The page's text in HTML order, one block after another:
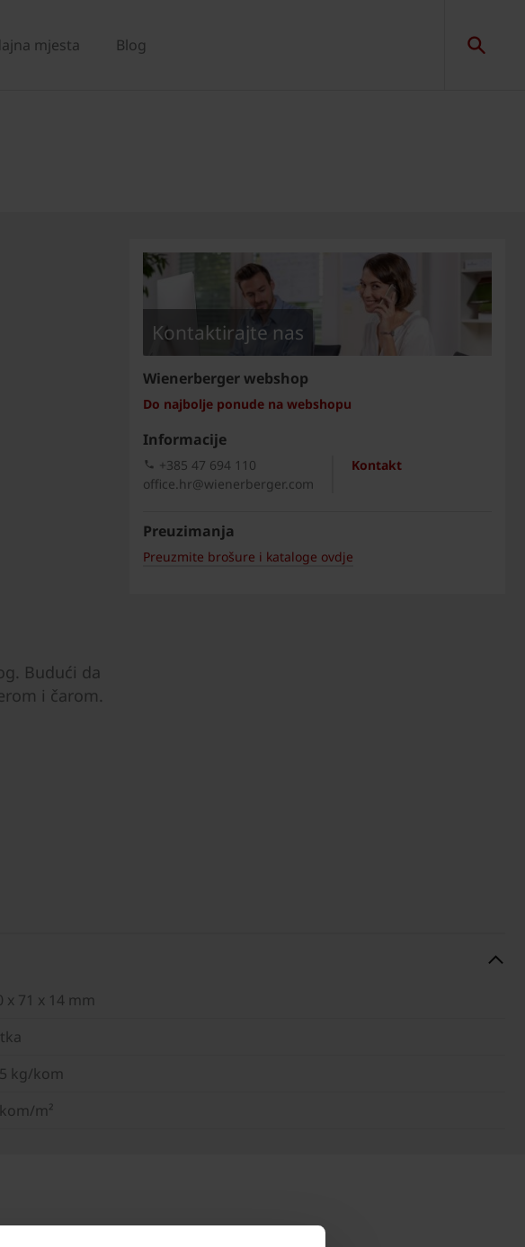
mjesta Blog
Budući da
i čarom.
Kontaktirajte nas
Wienerberger webshop
Do najbolje ponude na webshopu
Informacije
Kontakt
+385 47 694 110
office.hr@wienerberger.com
Preuzimanja
Preuzmite brošure i kataloge ovdje
x 71 x 14 mm
kg/kom
m²